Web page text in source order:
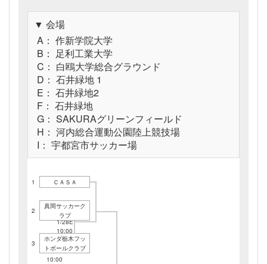
▼ 会場
A： 作新学院大学
B： 足利工業大学
C： 白鴎大学総合グラウンド
D： 石井緑地 1
E： 石井緑地2
F： 石井緑地
G： SAKURAグリーンフィールド
H： 河内総合運動公園陸上競技場
I： 宇都宮市サッカー場
1 ＣＡＳＡ
1/28E
10:00
2
真岡サッカーク
ラブ
1/21F
10:00
3
ホンダ栃木フッ
トボールクラブ